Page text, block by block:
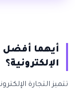
أيهما أفضل
الإلكترونية؟
تتميز التجارة